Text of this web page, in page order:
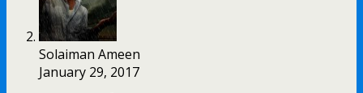
Solaiman Ameen
January 29, 2017